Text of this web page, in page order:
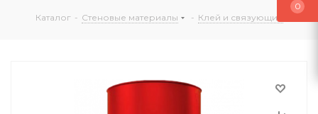
Каталог - Стеновые материалы - Клей и связующие
0